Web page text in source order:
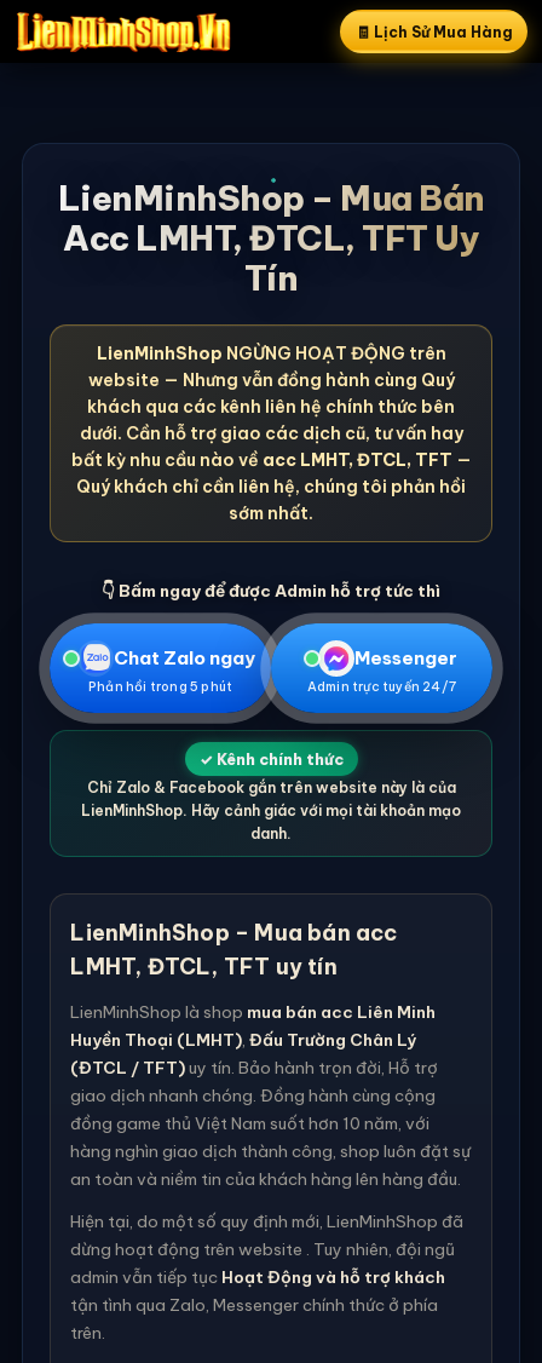
🧾 Lịch Sử Mua Hàng
LienMinhShop – Mua Bán
Acc LMHT, ĐTCL, TFT Uy
Tín
LienMinhShop NGỪNG HOẠT ĐỘNG trên
website — Nhưng vẫn đồng hành cùng Quý
khách qua các kênh liên hệ chính thức bên
dưới. Cần hỗ trợ giao các dịch cũ, tư vấn hay
bất kỳ nhu cầu nào về acc LMHT, ĐTCL, TFT —
Quý khách chỉ cần liên hệ, chúng tôi phản hồi
sớm nhất.
👇 Bấm ngay để được Admin hỗ trợ tức thì
Chat Zalo ngay
Phản hồi trong 5 phút
Messenger
Admin trực tuyến 24/7
✓ Kênh chính thức
Chỉ Zalo & Facebook gắn trên website này là của
LienMinhShop. Hãy cảnh giác với mọi tài khoản mạo
danh.
LienMinhShop – Mua bán acc
LMHT, ĐTCL, TFT uy tín
LienMinhShop là shop mua bán acc Liên Minh
Huyền Thoại (LMHT),Đấu Trường Chân Lý
(ĐTCL / TFT)uy tín. Bảo hành trọn đời, Hỗ trợ
giao dịch nhanh chóng. Đồng hành cùng cộng
đồng game thủ Việt Nam suốt hơn 10 năm, với
hàng nghìn giao dịch thành công, shop luôn đặt sự
an toàn và niềm tin của khách hàng lên hàng đầu.
Hiện tại, do một số quy định mới, LienMinhShop đã
dừng hoạt động trên website . Tuy nhiên, đội ngũ
admin vẫn tiếp tục Hoạt Động và hỗ trợ khách
tận tình qua Zalo, Messenger chính thức ở phía
trên.